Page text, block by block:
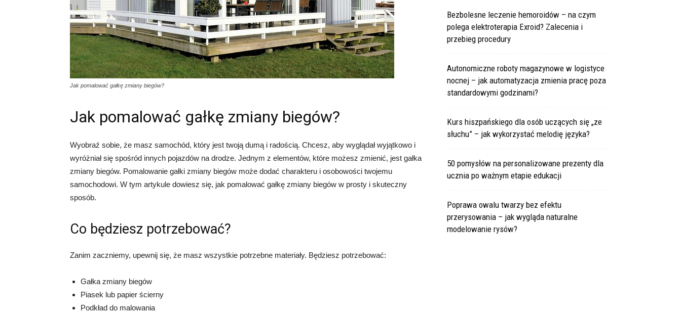
Jak pomalować gałkę zmiany biegów?
Jak pomalować gałkę zmiany biegów?
Wyobraź sobie, że masz samochód, który jest twoją dumą i radością. Chcesz, aby wyglądał wyjątkowo i
wyróżniał się spośród innych pojazdów na drodze. Jednym z elementów, które możesz zmienić, jest gałka
zmiany biegów. Pomalowanie gałki zmiany biegów może dodać charakteru i osobowości twojemu
samochodowi. W tym artykule dowiesz się, jak pomalować gałkę zmiany biegów w prosty i skuteczny
sposób.
Co będziesz potrzebować?
Zanim zaczniemy, upewnij się, że masz wszystkie potrzebne materiały. Będziesz potrzebować:
Gałka zmiany biegów
Piasek lub papier ścierny
Podkład do malowania
Bezbolesne leczenie hemoroidów – na czym
polega elektroterapia Exroid? Zalecenia i
przebieg procedury
Autonomiczne roboty magazynowe w logistyce
nocnej – jak automatyzacja zmienia pracę poza
standardowymi godzinami?
Kurs hiszpańskiego dla osób uczących się „ze
słuchu” – jak wykorzystać melodię języka?
50 pomysłów na personalizowane prezenty dla
ucznia po ważnym etapie edukacji
Poprawa owalu twarzy bez efektu
przerysowania – jak wygląda naturalne
modelowanie rysów?